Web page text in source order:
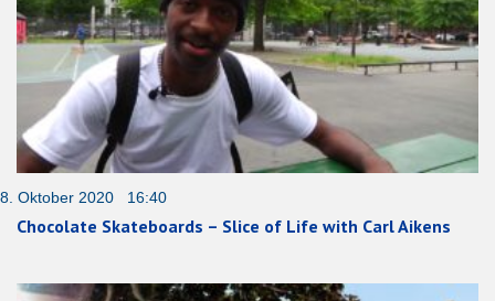
8. Oktober 2020 16:40
Chocolate Skateboards – Slice of Life with Carl Aikens